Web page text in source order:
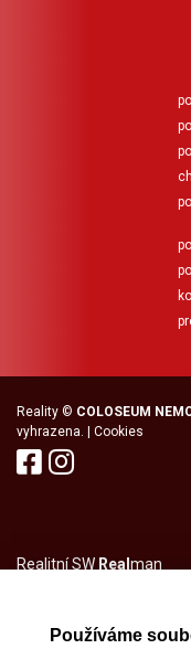
Reality © COLOSEUM
vyhrazena. | Cookies
Realitní SW Real man
Používáme